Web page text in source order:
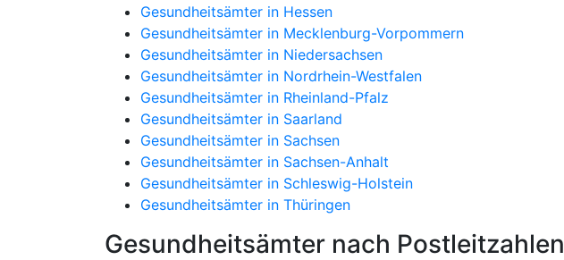
Gesundheitsämter in Hessen
Gesundheitsämter in Mecklenburg-Vorpommern
Gesundheitsämter in Niedersachsen
Gesundheitsämter in Nordrhein-Westfalen
Gesundheitsämter in Rheinland-Pfalz
Gesundheitsämter in Saarland
Gesundheitsämter in Sachsen
Gesundheitsämter in Sachsen-Anhalt
Gesundheitsämter in Schleswig-Holstein
Gesundheitsämter in Thüringen
Gesundheitsämter nach Postleitzahlen